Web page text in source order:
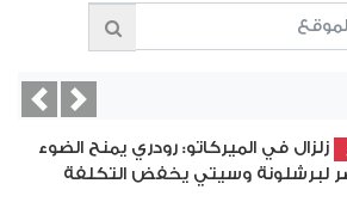
زلزال في الميركاتو: رودري يمنح الضوء
لبرشلونة وسيتي يخفض التكلفة
Next